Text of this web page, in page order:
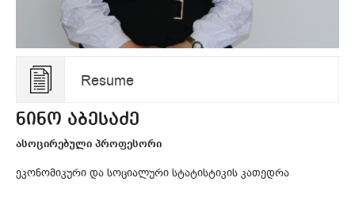
Resume
ნინო აბესაძე
ასოცირებული პროფესორი
ეკონომიკური და სოციალური სტატისტიკის კათედრა